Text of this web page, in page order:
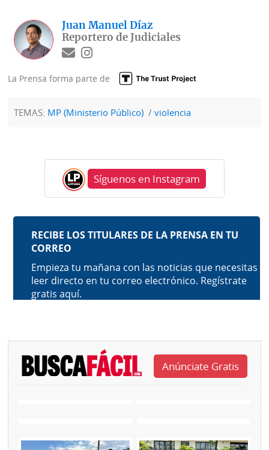
Juan Manuel Díaz
Reportero de Judiciales
La Prensa forma parte de
TEMAS: MP (Ministerio Público) violencia
Síguenos en Instagram